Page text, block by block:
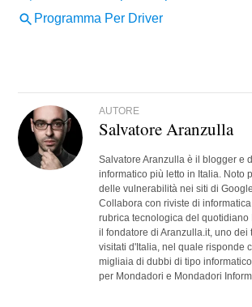
AUTORE
Salvatore Aranzulla
Salvatore Aranzulla è il blogger e
informatico più letto in Italia. Noto
delle vulnerabilità nei siti di
Collabora con riviste di
rubrica tecnologica del quotidiano
il fondatore di Aranzulla.it, uno dei
visitati d'Italia, nel quale risponde
migliaia di dubbi di tipo
per Mondadori e Mondadori